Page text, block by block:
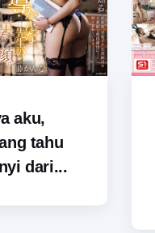
aku,
tahu
dari...